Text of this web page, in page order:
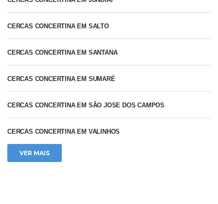
CERCAS CONCERTINA EM SALTO
CERCAS CONCERTINA EM SANTANA
CERCAS CONCERTINA EM SUMARÉ
CERCAS CONCERTINA EM SÃO JOSE DOS CAMPOS
CERCAS CONCERTINA EM VALINHOS
VER MAIS